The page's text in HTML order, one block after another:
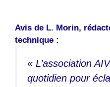
Avis de L. Morin,
technique :
« L’association
quotidien pour